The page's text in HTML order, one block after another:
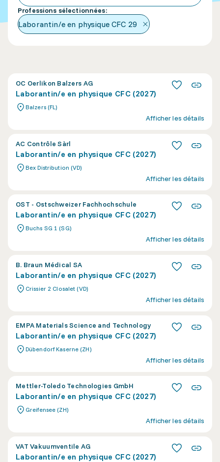
Professions sélectionnées:
Laborantin/e en physique CFC 29
OC Oerlikon Balzers AG
Laborantin/e en physique CFC (2027)
Balzers (FL)
Afficher les détails
AC Contrôle Sàrl
Laborantin/e en physique CFC (2027)
Bex Distribution (VD)
Afficher les détails
OST - Ostschweizer Fachhochschule
Laborantin/e en physique CFC (2027)
Buchs SG 1 (SG)
Afficher les détails
B. Braun Médical SA
Laborantin/e en physique CFC (2027)
Crissier 2 Closalet (VD)
Afficher les détails
EMPA Materials Science and Technology
Laborantin/e en physique CFC (2027)
Dübendorf Kaserne (ZH)
Afficher les détails
Mettler-Toledo Technologies GmbH
Laborantin/e en physique CFC (2027)
Greifensee (ZH)
Afficher les détails
VAT Vakuumventile AG
Laborantin/e en physique CFC (2027)